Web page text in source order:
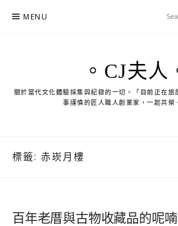
MENU
。CJ夫人
關於當代文化體驗採集與紀錄的一切。「目前正在旅
事謹慎的匠人職人創業家，一起共榮
標籤: 赤崁月樓
百年老厝與古物收藏品的呢